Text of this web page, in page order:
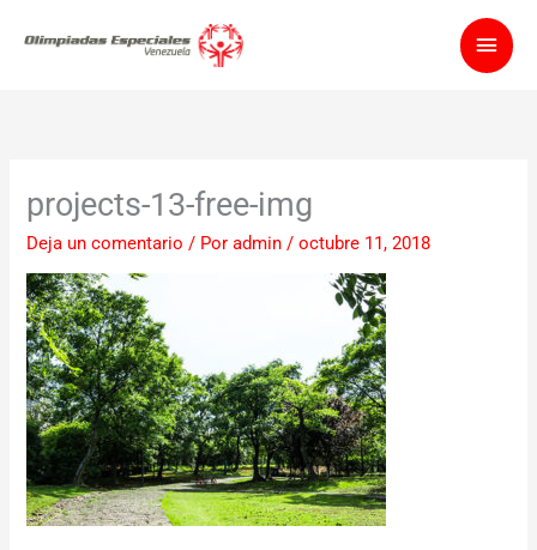
projects-13-free-img
Deja un comentario / Poradmin/octubre 11, 2018